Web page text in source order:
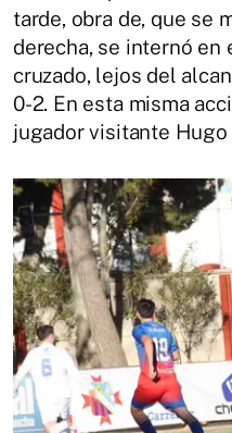
tarde, obra de, que se
derecha, se internó en
cruzado, lejos del
0-2. En esta misma
jugador visitante Hugo